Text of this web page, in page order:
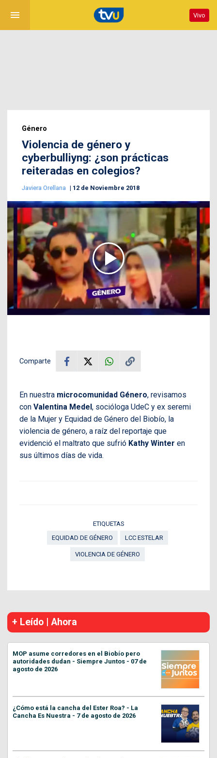
menu Vivo
Género
Violencia de género y
cyberbulliyng: ¿son prácticas
reiteradas en colegios?
Javiera Orellana 12 de Noviembre 2018
Comparte
En nuestra microcomunidad Género, revisamos
con Valentina Medel, socióloga UdeC y ex seremi
de la Mujer y Equidad de Género del Biobío, la
violencia de género, a raíz del reportaje que
evidenció el maltrato que sufrió Kathy Winter en
sus últimos días de vida.
ETIQUETAS
EQUIDAD DE GÉNERO
LCC ESTELAR
VIOLENCIA DE GÉNERO
+ Leído | Ahora
MOP asume corredores en el Biobío pero
autoridades dudan - Siempre Juntos - 07 de
agosto de 2026
¿Cómo está la cancha del Ester Roa? - La
Cancha Es Nuestra - 7 de agosto de 2026